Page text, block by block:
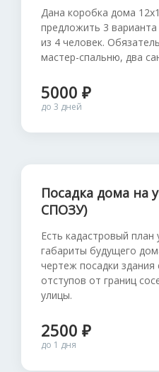
Дана коробка дома
предложить 3
из 4 человек.
мастер-спальню, два
5000 ₽
до 3 дней
Посадка дома на
СПОЗУ)
Есть кадастровый план
габариты будущего
чертеж посадки
отступов от границ
улицы.
2500 ₽
до 1 дня